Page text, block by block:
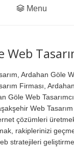
Menu
Web
Ardahan Göle
Firması,
Göle Web
Web
çözümleri
rakiplerinizi
stratejileri